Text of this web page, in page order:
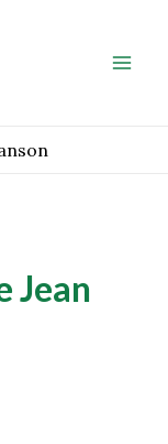
Jean